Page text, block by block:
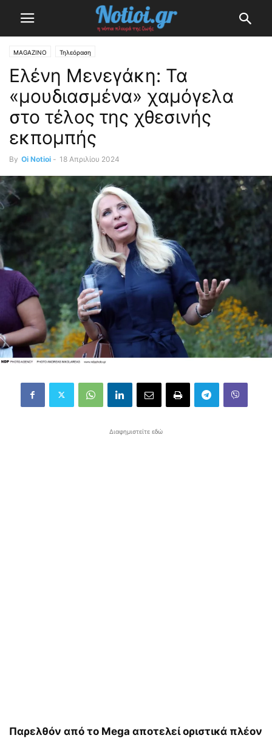
MAGAZINO Τηλεόραση
Ελένη Μενεγάκη: Τα
«μουδιασμένα» χαμόγελα
στο τέλος της χθεσινής
εκπομπής
By Oi Notioi - 18 Απριλίου 2024
Διαφημιστείτε εδώ
Παρελθόν από το Mega αποτελεί οριστικά πλέον